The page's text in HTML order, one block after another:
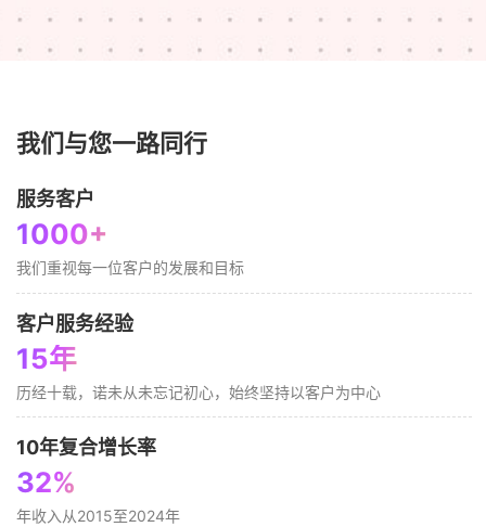
我们与您一路同行
服务客户
1000+
我们重视每一位客户的发展和目标
客户服务经验
15年
历经十载，诺未从未忘记初心，始终坚持以客户为中心
10年复合增长率
32%
年收入从2015至2024年